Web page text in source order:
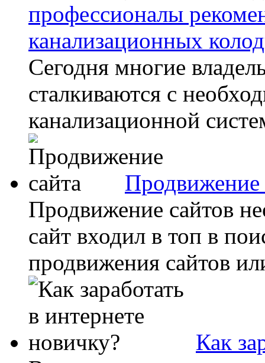
профессионалы
канализационных
Сегодня многие
сталкиваются с
канализационной
Продвижение
Продвижение сайтов
сайт входил в топ в
продвижения сайтов
Как